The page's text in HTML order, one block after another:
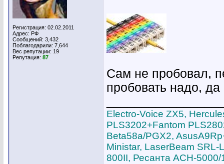
Регистрация: 02.02.2011
Адрес: РФ
Сообщений: 3,432
Поблагодарили: 7,644
Вес репутации: 19
Репутация: 87
Сам не пробовал,
пробовать надо,
Electro-Voice ZX5,
PLS3202+Fantom
Beta58a/PGX2,
Ministar, LaserBeam SRL-
800II, Ресанта АСН-5000/